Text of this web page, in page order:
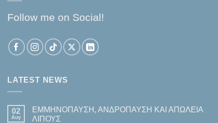
Follow me on Social!
LATEST NEWS
02
Αυγ
ΕΜΜΗΝΟΠΑΥΣΗ, ΑΝΔΡΟΠΑΥΣΗ ΚΑΙ ΑΠΩΛΕΙΑ
ΛΙΠΟΥΣ